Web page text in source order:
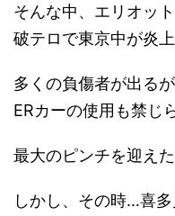
そんな中、エリオッ
破テロで東京中が炎上
多くの負傷者が出る
ERカーの使用も禁じ
最大のピンチを迎えた
しかし、その時…喜